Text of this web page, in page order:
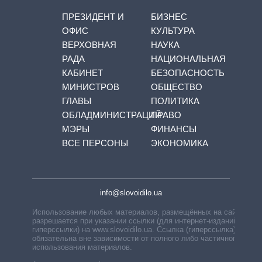
ПРЕЗИДЕНТ И
ОФИС
ВЕРХОВНАЯ
РАДА
КАБИНЕТ
МИНИСТРОВ
ГЛАВЫ
ОБЛАДМИНИСТРАЦИЙ
МЭРЫ
ВСЕ ПЕРСОНЫ
БИЗНЕС
КУЛЬТУРА
НАУКА
НАЦИОНАЛЬНАЯ
БЕЗОПАСНОСТЬ
ОБЩЕСТВО
ПОЛИТИКА
ПРАВО
ФИНАНСЫ
ЭКОНОМИКА
info@slovoidilo.ua
Использование любых материалов, размещённых на сайте,
разрешается при указании ссылки (для интернет-изданий —
гиперссылки) на www.slovoidilo.ua. Ссылка (гиперссылка)
обязательна вне зависимости от полного либо частичного
использования материалов.